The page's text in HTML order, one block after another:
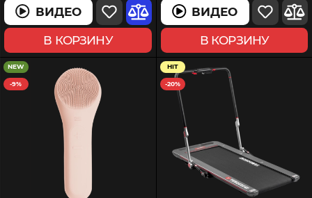
ВИДЕО
В КОРЗИНУ
ВИДЕО
В КОРЗИНУ
NEW
-9%
HIT
-20%